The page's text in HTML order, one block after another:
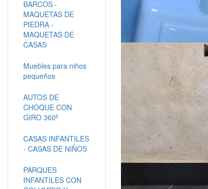
BARCOS -
MAQUETAS DE
PIEDRA -
MAQUETAS DE
CASAS
Muebles para niños
pequeños
AUTOS DE
CHOQUE CON
GIRO 360º
CASAS INFANTILES
- CASAS DE NIÑOS
PARQUES
INFANTILES CON